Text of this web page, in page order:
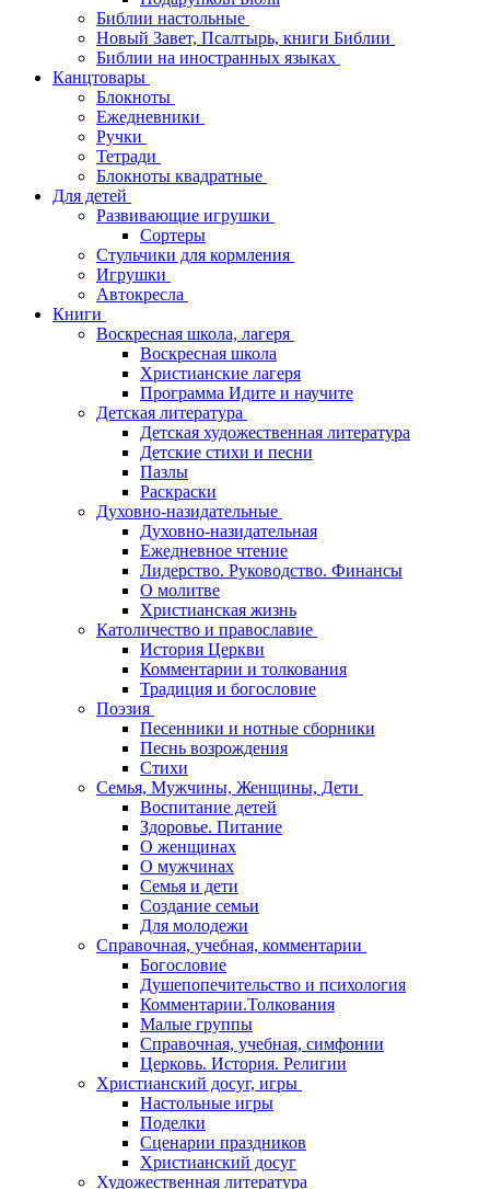
Библии настольные
Новый Завет, Псалтырь, книги Библии
Библии на иностранных языках
Канцтовары
Блокноты
Ежедневники
Ручки
Тетради
Блокноты квадратные
Для детей
Развивающие игрушки
Сортеры
Стульчики для кормления
Игрушки
Автокресла
Книги
Воскресная школа, лагеря
Воскресная школа
Христианские лагеря
Программа Идите и научите
Детская литература
Детская художественная литература
Детские стихи и песни
Пазлы
Раскраски
Духовно-назидательные
Духовно-назидательная
Ежедневное чтение
Лидерство. Руководство. Финансы
О молитве
Христианская жизнь
Католичество и православие
История Церкви
Комментарии и толкования
Традиция и богословие
Поэзия
Песенники и нотные сборники
Песнь возрождения
Стихи
Семья, Мужчины, Женщины, Дети
Воспитание детей
Здоровье. Питание
О женщинах
О мужчинах
Семья и дети
Создание семьи
Для молодежи
Справочная, учебная, комментарии
Богословие
Душепопечительство и психология
Комментарии.Толкования
Малые группы
Справочная, учебная, симфонии
Церковь. История. Религии
Христианский досуг, игры
Настольные игры
Поделки
Сценарии праздников
Христианский досуг
Художественная литература